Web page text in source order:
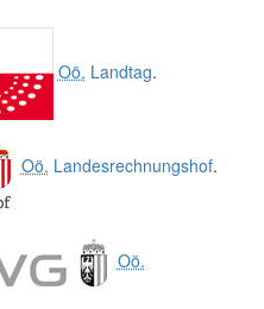
Oö. Landtag.
Oö. Landesrechnungshof.
Oö.